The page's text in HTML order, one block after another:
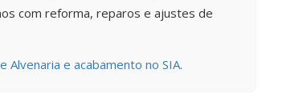
com reforma, reparos e ajustes de
Alvenaria e acabamento no SIA.